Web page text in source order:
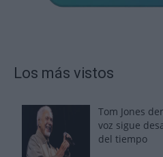
Los más vistos
Tom Jones
voz sigue
del tiempo